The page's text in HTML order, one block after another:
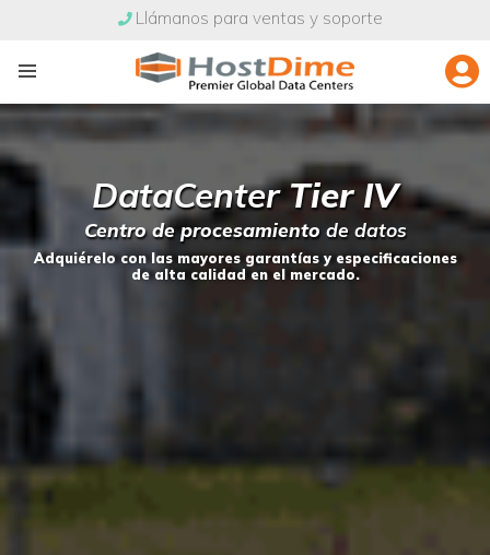
Llámanos para ventas y soporte
DataCenterTier IV
Centro de procesamiento de datos
Adquiérelo con las mayores garantías y especificaciones
de alta calidad en el mercado.